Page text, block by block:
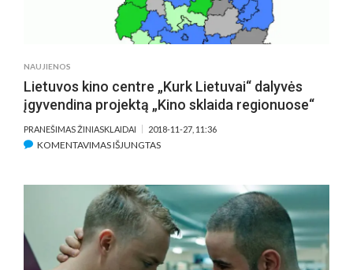
NAUJIENOS
Lietuvos kino centre „Kurk Lietuvai“ dalyvės
įgyvendina projektą „Kino sklaida regionuose“
PRANEŠIMAS ŽINIASKLAIDAI 2018-11-27, 11:36
KOMENTAVIMAS IŠJUNGTASĮRAŠE
CENTRE
„KURK
LIETUVAI“
DALYVĖS
ĮGYVENDINA